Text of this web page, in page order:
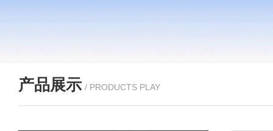
产品展示 / PRODUCTS PLAY